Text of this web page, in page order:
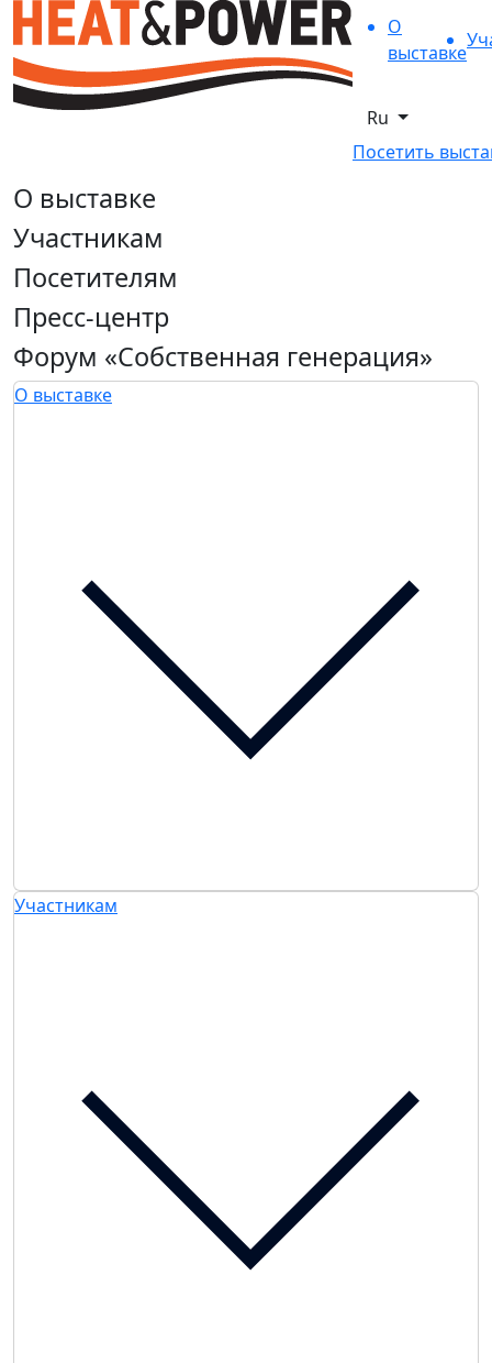
О
выставке
Ru
Посетить
О выставке
Участникам
Посетителям
Пресс-центр
Форум «Собственная генерация»
О выставке
Участникам